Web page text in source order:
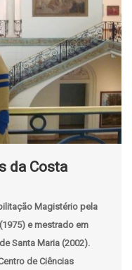
da Costa
Magistério pela
e mestrado em
Santa Maria (2002).
de Ciências